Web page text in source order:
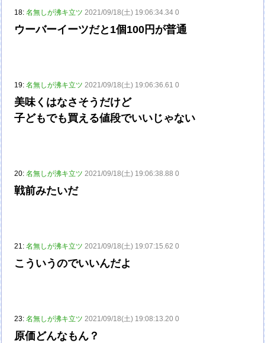
18:名無しが沸キ立ツ 2021/09/18(土) 19:06:34.34 0
ウーバーイーツだと1個100円が普通
19:名無しが沸キ立ツ 2021/09/18(土) 19:06:36.61 0
美味くはなさそうだけど
子どもでも買える値段でいいじゃない
20:名無しが沸キ立ツ 2021/09/18(土) 19:06:38.88 0
戦前みたいだ
21:名無しが沸キ立ツ 2021/09/18(土) 19:07:15.62 0
こういうのでいいんだよ
23:名無しが沸キ立ツ 2021/09/18(土) 19:08:13.20 0
原価どんなもん？